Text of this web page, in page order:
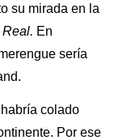
su mirada en la
En
sería
colado
Por ese